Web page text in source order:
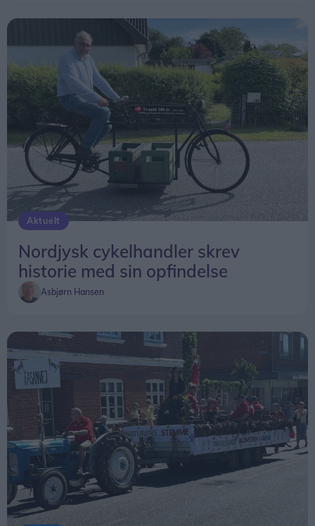
Aktuelt
Nordjysk cykelhandler skrev
historie med sin opfindelse
Asbjørn Hansen